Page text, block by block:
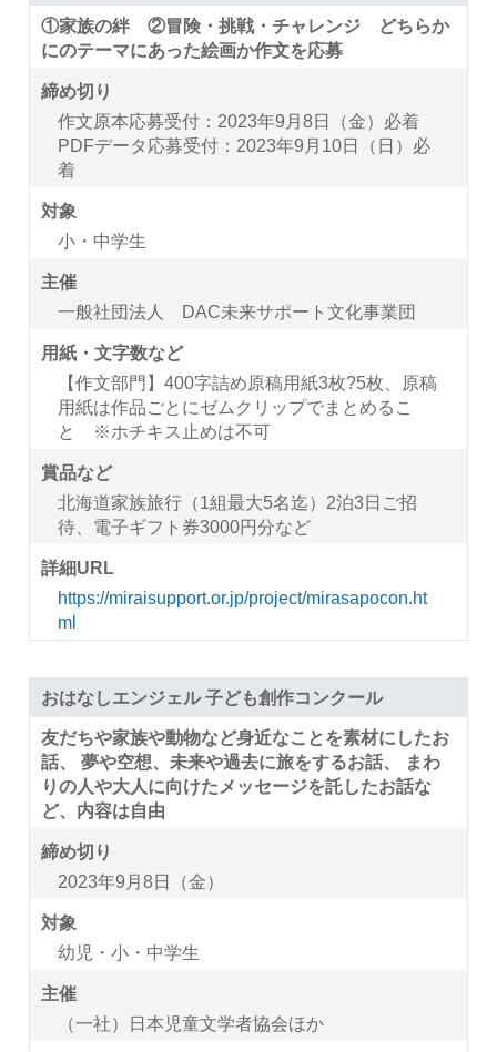
①家族の絆 ②冒険・挑戦・チャレンジ どちらか
にのテーマにあった絵画か作文を応募
締め切り
作文原本応募受付：2023年9月8日（金）必着
PDFデータ応募受付：2023年9月10日（日）必
着
対象
小・中学生
主催
一般社団法人 DAC未来サポート文化事業団
用紙・文字数など
【作文部門】400字詰め原稿用紙3枚?5枚、原稿
用紙は作品ごとにゼムクリップでまとめるこ
と ※ホチキス止めは不可
賞品など
北海道家族旅行（1組最大5名迄）2泊3日ご招
待、電子ギフト券3000円分など
詳細URL
https://miraisupport.or.jp/project/mirasapocon.ht
ml
おはなしエンジェル 子ども創作コンクール
友だちや家族や動物など身近なことを素材にしたお
話、 夢や空想、未来や過去に旅をするお話、 まわ
りの人や大人に向けたメッセージを託したお話な
ど、内容は自由
締め切り
2023年9月8日（金）
対象
幼児・小・中学生
主催
（一社）日本児童文学者協会ほか